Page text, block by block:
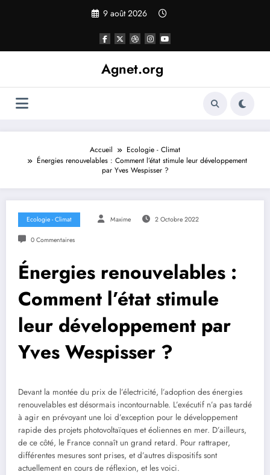
9 août 2026
Agnet.org
Accueil
Ecologie - Climat
Énergies renouvelables : Comment l’état stimule leur développement
par Yves Wespisser ?
Ecologie - Climat Maxime 2 Octobre 2022
0 Commentaires
Énergies renouvelables :
Comment l’état stimule
leur développement par
Yves Wespisser ?
Devant la montée du prix de l’électricité, l’adoption des énergies
renouvelables est désormais incontournable. L’exécutif n’a pas tardé
à agir en prévoyant une loi d’exception pour le développement
rapide des projets photovoltaïques et éoliennes en mer. D’ailleurs,
de ce côté, le France connaît un grand retard. Pour rattraper,
différentes mesures sont prises, et d’autres dispositifs sont
actuellement en cours de réflexion, et les voici.